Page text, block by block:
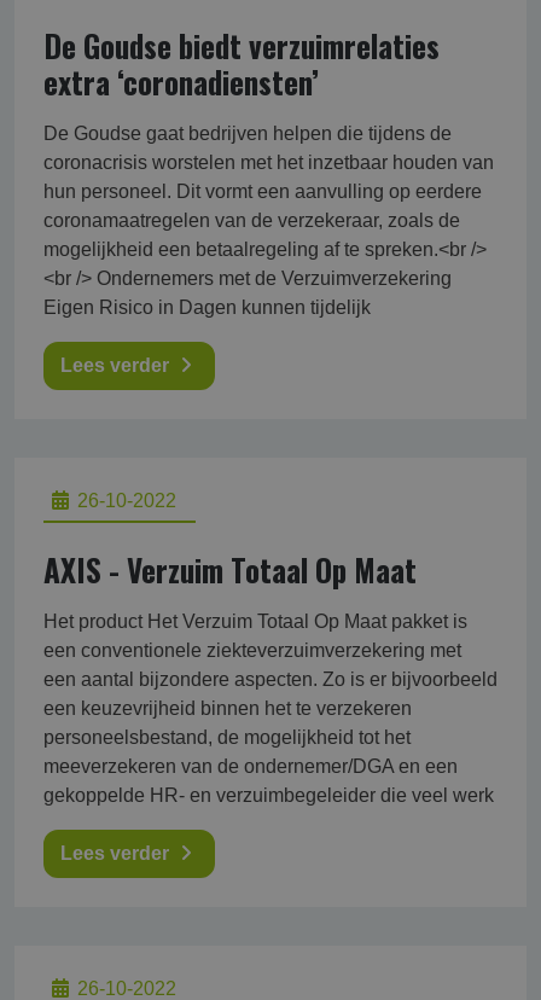
De Goudse biedt verzuimrelaties
extra ‘coronadiensten’
De Goudse gaat bedrijven helpen die tijdens de
coronacrisis worstelen met het inzetbaar houden van
hun personeel. Dit vormt een aanvulling op eerdere
coronamaatregelen van de verzekeraar, zoals de
mogelijkheid een betaalregeling af te spreken.<br />
<br /> Ondernemers met de Verzuimverzekering
Eigen Risico in Dagen kunnen tijdelijk
Lees verder
26-10-2022
AXIS - Verzuim Totaal Op Maat
Het product Het Verzuim Totaal Op Maat pakket is
een conventionele ziekteverzuimverzekering met
een aantal bijzondere aspecten. Zo is er bijvoorbeeld
een keuzevrijheid binnen het te verzekeren
personeelsbestand, de mogelijkheid tot het
meeverzekeren van de ondernemer/DGA en een
gekoppelde HR- en verzuimbegeleider die veel werk
Lees verder
26-10-2022